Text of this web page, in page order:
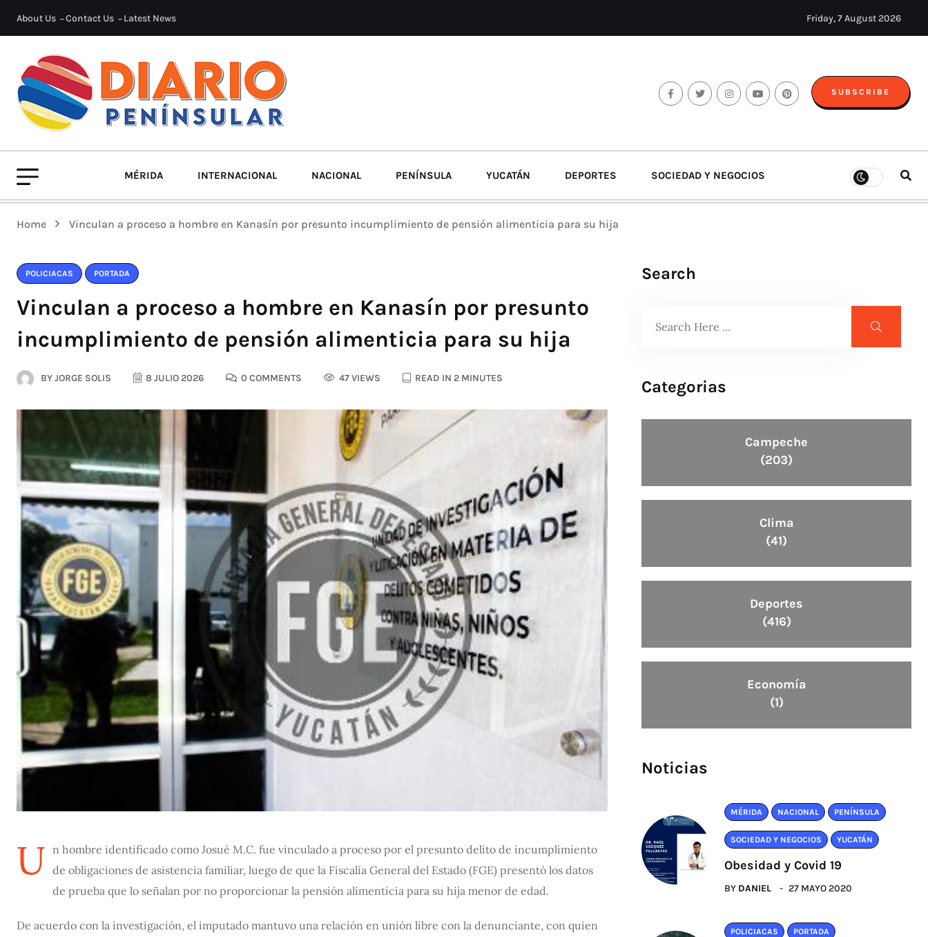
About Us Contact Us Latest News Friday, 7 August 2026
SUBSCRIBE
MÉRIDA INTERNACIONAL NACIONAL PENÍNSULA YUCATÁN DEPORTES SOCIEDAD Y NEGOCIOS
Home Vinculan a proceso a hombre en Kanasín por presunto incumplimiento de pensión alimenticia para su hija
POLICIACAS PORTADA
Vinculan a proceso a hombre en Kanasín por presunto
incumplimiento de pensión alimenticia para su hija
BYJORGE SOLIS 8 JULIO 2026 0 COMMENTS 47 VIEWS READ IN 2 MINUTES
U n hombre identificado como Josué M.C. fue vinculado a proceso por el presunto delito de incumplimiento
de obligaciones de asistencia familiar, luego de que la Fiscalía General del Estado (FGE) presentó los datos
de prueba que lo señalan por no proporcionar la pensión alimenticia para su hija menor de edad.
De acuerdo con la investigación, el imputado mantuvo una relación en unión libre con la denunciante, con quien
Search
Categorias
Campeche
(203)
Clima
(41)
Deportes
(416)
Economía
(1)
Noticias
MÉRIDA NACIONAL PENÍNSULA
SOCIEDAD Y NEGOCIOS YUCATÁN
Obesidad y Covid 19
BY DANIEL 27 MAYO 2020
POLICIACAS PORTADA